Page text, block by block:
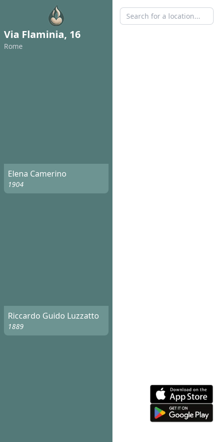
Via Flaminia, 16
Rome
Elena Camerino
1904
Riccardo Guido Luzzatto
1889